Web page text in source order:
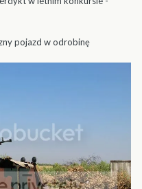
pojazd w odrobinę